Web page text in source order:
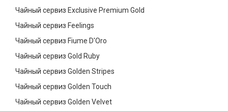
Чайный сервиз Exclusive Premium Gold
Чайный сервиз Feelings
Чайный сервиз Fiume D'Oro
Чайный сервиз Gold Ruby
Чайный сервиз Golden Stripes
Чайный сервиз Golden Touch
Чайный сервиз Golden Velvet